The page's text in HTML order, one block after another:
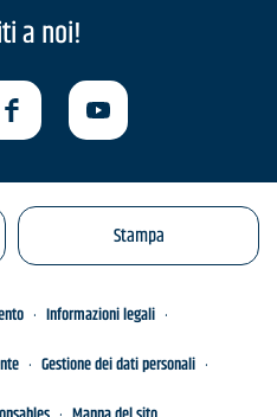
a noi!
Stampa
Informazioni legali
Gestione dei dati personali